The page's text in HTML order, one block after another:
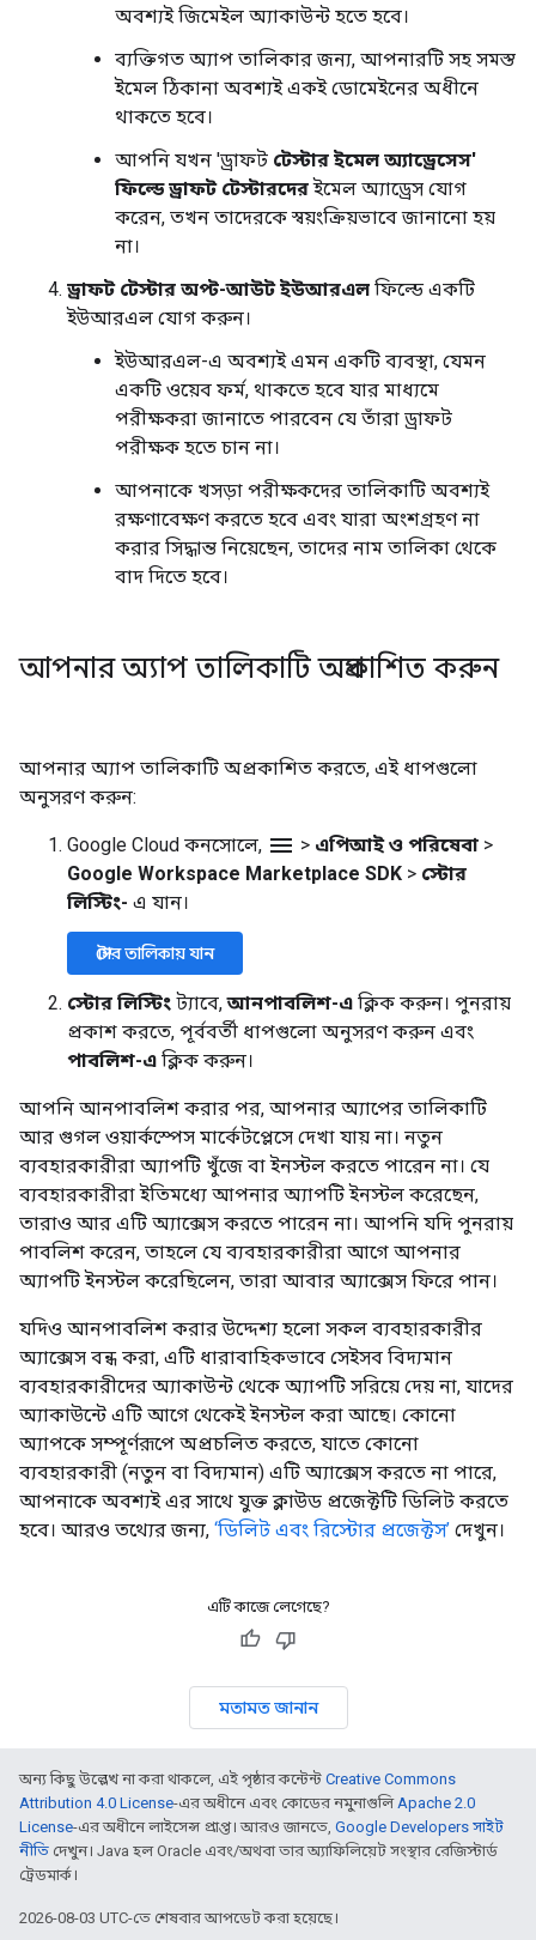
অবশ্যই জিমেইল অ্যাকাউন্ট হতে হবে।
ব্যক্তিগত অ্যাপ তালিকার জন্য, আপনারটি সহ সমস্ত
ইমেল ঠিকানা অবশ্যই একই ডোমেইনের অধীনে
থাকতে হবে।
আপনি যখন 'ড্রাফট টেস্টার ইমেল অ্যাড্রেসেস'
ফিল্ডে ড্রাফট টেস্টারদেরইমেল অ্যাড্রেস যোগ
করেন, তখন তাদেরকে স্বয়ংক্রিয়ভাবে জানানো হয়
না।
ড্রাফট টেস্টার অপ্ট-আউট ইউআরএল ফিল্ডে একটি
ইউআরএল যোগ করুন।
ইউআরএল-এ অবশ্যই এমন একটি ব্যবস্থা, যেমন
একটি ওয়েব ফর্ম, থাকতে হবে যার মাধ্যমে
পরীক্ষকরা জানাতে পারবেন যে তাঁরা ড্রাফট
পরীক্ষক হতে চান না।
আপনাকে খসড়া পরীক্ষকদের তালিকাটি অবশ্যই
রক্ষণাবেক্ষণ করতে হবে এবং যারা অংশগ্রহণ না
করার সিদ্ধান্ত নিয়েছেন, তাদের নাম তালিকা থেকে
বাদ দিতে হবে।
আপনার অ্যাপ তালিকাটি অপ্রকাশিত করুন
আপনার অ্যাপ তালিকাটি অপ্রকাশিত করতে, এই ধাপগুলো
অনুসরণ করুন:
Google Cloud কনসোলে, menu > এপিআই ও পরিষেবা >
Google Workspace Marketplace SDK > স্টোর
লিস্টিং- এ যান।
স্টোর তালিকায় যান
স্টোর লিস্টিং ট্যাবে,আনপাবলিশ-এ ক্লিক করুন। পুনরায়
প্রকাশ করতে, পূর্ববর্তী ধাপগুলো অনুসরণ করুন এবং
পাবলিশ-এ ক্লিক করুন।
আপনি আনপাবলিশ করার পর, আপনার অ্যাপের তালিকাটি
আর গুগল ওয়ার্কস্পেস মার্কেটপ্লেসে দেখা যায় না। নতুন
ব্যবহারকারীরা অ্যাপটি খুঁজে বা ইনস্টল করতে পারেন না। যে
ব্যবহারকারীরা ইতিমধ্যে আপনার অ্যাপটি ইনস্টল করেছেন,
তারাও আর এটি অ্যাক্সেস করতে পারেন না। আপনি যদি পুনরায়
পাবলিশ করেন, তাহলে যে ব্যবহারকারীরা আগে আপনার
অ্যাপটি ইনস্টল করেছিলেন, তারা আবার অ্যাক্সেস ফিরে পান।
যদিও আনপাবলিশ করার উদ্দেশ্য হলো সকল ব্যবহারকারীর
অ্যাক্সেস বন্ধ করা, এটি ধারাবাহিকভাবে সেইসব বিদ্যমান
ব্যবহারকারীদের অ্যাকাউন্ট থেকে অ্যাপটি সরিয়ে দেয় না, যাদের
অ্যাকাউন্টে এটি আগে থেকেই ইনস্টল করা আছে। কোনো
অ্যাপকে সম্পূর্ণরূপে অপ্রচলিত করতে, যাতে কোনো
ব্যবহারকারী (নতুন বা বিদ্যমান) এটি অ্যাক্সেস করতে না পারে,
আপনাকে অবশ্যই এর সাথে যুক্ত ক্লাউড প্রজেক্টটি ডিলিট করতে
হবে। আরও তথ্যের জন্য, ‘ডিলিট এবং রিস্টোর প্রজেক্টস’ দেখুন।
এটি কাজে লেগেছে?
মতামত জানান
অন্য কিছু উল্লেখ না করা থাকলে, এই পৃষ্ঠার কন্টেন্ট Creative Commons
Attribution 4.0 License-এর অধীনে এবং কোডের নমুনাগুলিApache 2.0
License-এর অধীনে লাইসেন্স প্রাপ্ত। আরও জানতে, Google Developers সাইট
নীতি দেখুন। Java হল Oracle এবং/অথবা তার অ্যাফিলিয়েট সংস্থার রেজিস্টার্ড
ট্রেডমার্ক।
2026-08-03 UTC-তে শেষবার আপডেট করা হয়েছে।